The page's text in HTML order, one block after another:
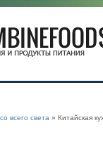
всего света » Китайская